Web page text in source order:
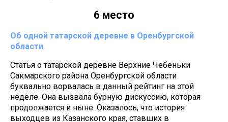
6 место
Об одной татарской деревне в Оренбургской
области
Статья о татарской деревне Верхние Чебеньки
Сакмарского района Оренбургской области
буквально ворвалась в данный рейтинг на этой
неделе. Она вызвала бурную дискуссию, которая
продолжается и ныне. Оказалось, что история
выходцев из Казанского края, ставших в